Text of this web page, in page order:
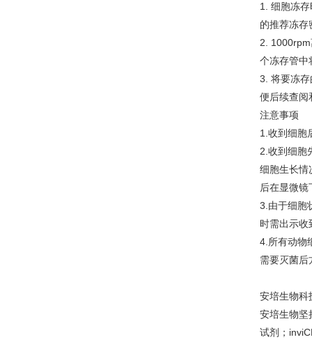
1. 细胞冻
的推荐冻
2.
个冻存管中
3. 将要冻
便后续查阅
注意事项
1.收到细胞
2.收到细胞
细胞生长情
后在显微
3.由于细胞
时需出示收
4.所有动物
需要灭菌后
安培生物科
安培生物坚
试剂；